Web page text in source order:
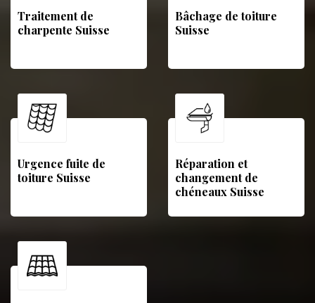
Traitement de
charpente Suisse
Bâchage de toiture
Suisse
Urgence fuite de
toiture Suisse
Réparation et
changement de
chéneaux Suisse